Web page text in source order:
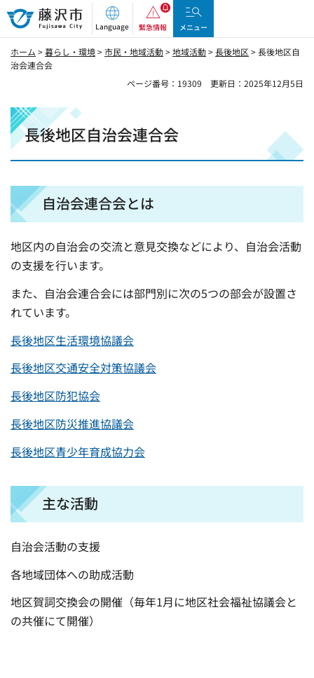
藤沢市
Language 緊急情報 メニュー
ホーム >暮らし・環境>市民・地域活動>地域活動>長後地区 > 長後地区自
治会連合会
ページ番号：19309
更新日：2025年12月5日
長後地区自治会連合会
自治会連合会とは
地区内の自治会の交流と意見交換などにより、自治会活動
の支援を行います。
また、自治会連合会には部門別に次の5つの部会が設置さ
れています。
長後地区生活環境協議会
長後地区交通安全対策協議会
長後地区防犯協会
長後地区防災推進協議会
長後地区青少年育成協力会
主な活動
自治会活動の支援
各地域団体への助成活動
地区賀詞交換会の開催（毎年1月に地区社会福祉協議会と
の共催にて開催）